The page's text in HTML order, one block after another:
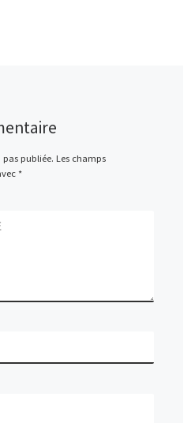
pas publiée. Les champs
*